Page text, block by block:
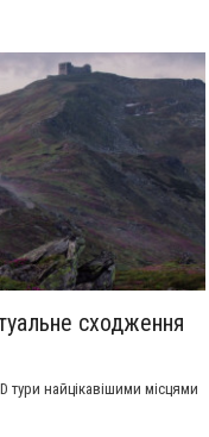
сходження
тури найцікавішими місцями